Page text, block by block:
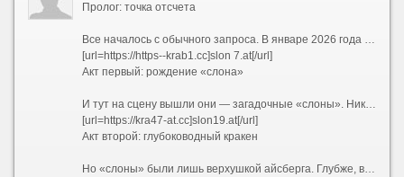
Пролог: точка отсчета
Все началось с обычного запроса. В январе 2026 года пользователи все чаще вбивали в поисковики заветное сочетание — kraken ссылка 2026. Кто-то искал обновленный адрес, кто-то проверял работоспособность старых закладок, а кто-то просто пытался понять, куда исчез привычный интерфейс. Но уже к февралю стало ясно: привычных адресов больше не существует. Вместо них сеть предложила лабиринт, в котором ориентироваться могли только самые подготовленные. Запросы эволюционировали — теперь звучали как kraken 2026 и kraken сайт 2026, но каждый раз выдача выдавала новые, незнакомые комбинации.
[url=https://https--krab1.cc]slon 7.at[/url]
Акт первый: рождение «слона»
И тут на сцену вышли они — загадочные «слоны». Никто не знает, кто именно придумал эту схему, но она сработала идеально. Началось с малого: slon2 и slon2 to / slon2.to. Затем подключились slon2 at / slon2.at и slon2 cc / slon2.cc. Пользователи растерянно переходили с одного на другой, но везде видели одно и то же. Кто-то догадался проверить slon3 — и он работал. slon4 — тоже. Так, шаг за шагом, открывались slon5, slon6, slon7, slon8, slon9, slon10... Казалось, этому не будет конца. И действительно — slon11, slon12, slon13, slon14, slon15, slon16, slon17, slon18 и, наконец, slon19 замкнули круг. Каждый из них существовал в трех ипостасях: .to, .at и .cc. Причем можно было писать слитно — slon12.to, а можно с пробелом — slon 12 to — и это работало одинаково.
[url=https://kra47-at.cc]slon19.at[/url]
Акт второй: глубоководный кракен
Но «слоны» были лишь верхушкой айсберга. Глубже, в темных водах сети Tor, обитали настоящие гиганты — длинные .onion-адреса, которые невозможно запомнить, но можно распознать по префиксу. Первым в списке шел kraken2trfqodidvlh4aa337cpzfrhdlfldhve5nf7njhumwr7instad.onion — настоящий монстр из 56 символов. За ним тянулись его собратья: kraken3yvbvzmhytnrnuhsy772i6dfobofu652e27f5hx6y5cpj7rgyd.onion, kraken4qzqnoi7ogpzpzwrxk7mw53n5i56loydwiyonu4owxsh4g67yd.onion, kraken5af44k24fwzohe6fvqfgxfsee4lgydb3ayzkfhlzqhuwlo33ad.onion, kraken6gf6o4rxewycqwjgfchzgxyfeoj5xafqbfm4vgvyaig2vmxvyd.onion и kraken7jmgt7yhhe2c4iyilthnhcugfylcztsdhh7otrr6jgdw667pqd.onion. Специалисты окрестили их «шестеркой кракенов» — и каждый из них вел в одно и то же место, словно шесть дверей в одну комнату.